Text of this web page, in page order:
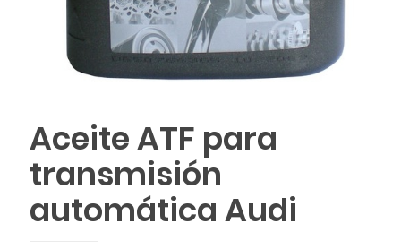
Aceite ATF para
transmisión
automática Audi